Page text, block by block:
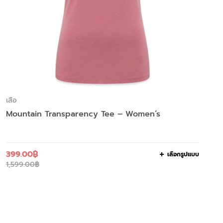
เสื้อ
Mountain Transparency Tee – Women’s
1,599.00฿
399.00฿ เลือกรูปแบบ